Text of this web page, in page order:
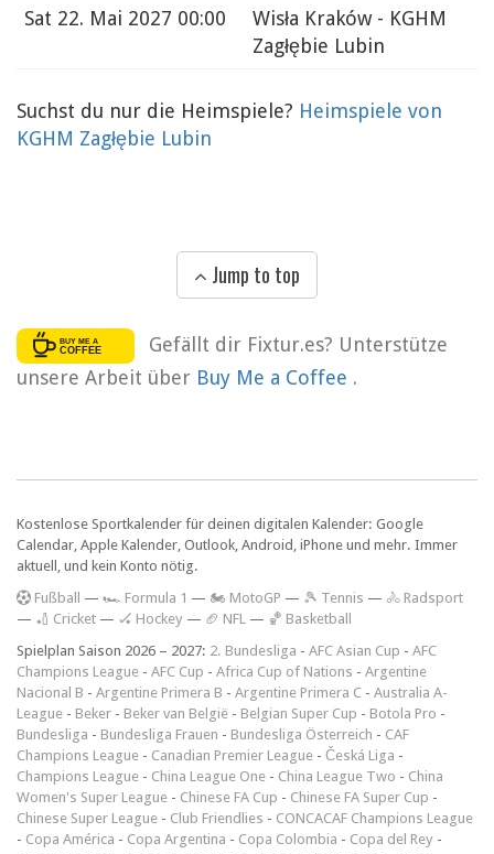
Sat 22. Mai 2027 00:00
Wisła Kraków - KGHM
Zagłębie Lubin
Suchst du nur die Heimspiele? Heimspiele von
KGHM Zagłębie Lubin
Jump to top
Gefällt dir Fixtur.es? Unterstütze
unsere Arbeit über Buy Me a Coffee .
Kostenlose Sportkalender für deinen digitalen Kalender: Google
Calendar, Apple Kalender, Outlook, Android, iPhone und mehr. Immer
aktuell, und kein Konto nötig.
Fußball — 🏎️ Formula 1 — 🏍 MotoGP — 🎾 Tennis — 🚴 Radsport
— 🏏 Cricket — 🏑 Hockey — 🏈 NFL — 🏀 Basketball
Spielplan Saison 2026 – 2027: 2. Bundesliga - AFC Asian Cup - AFC
Champions League - AFC Cup - Africa Cup of Nations - Argentine
Nacional B - Argentine Primera B - Argentine Primera C - Australia A-
League - Beker - Beker van België - Belgian Super Cup - Botola Pro -
Bundesliga - Bundesliga Frauen - Bundesliga Österreich - CAF
Champions League - Canadian Premier League - Česká Liga -
Champions League - China League One - China League Two - China
Women's Super League - Chinese FA Cup - Chinese FA Super Cup -
Chinese Super League - Club Friendlies - CONCACAF Champions League
- Copa América - Copa Argentina - Copa Colombia - Copa del Rey -